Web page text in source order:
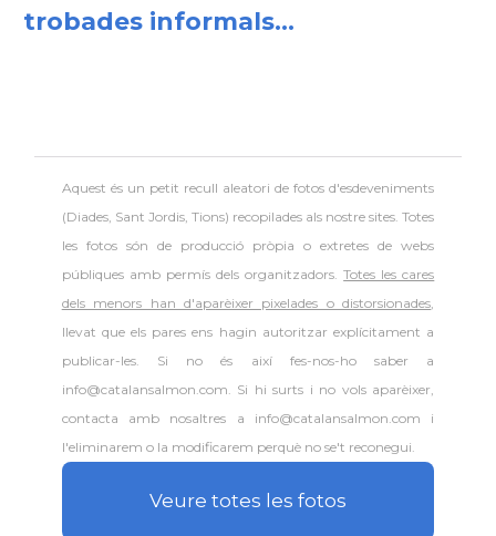
trobades informals...
Aquest és un petit recull aleatori defotos d'esdeveniments
(Diades, Sant Jordis, Tions) recopilades als nostre sites. Totes
les fotos són de producció pròpia o extretes de webs
públiques amb permís dels organitzadors.Totes les cares
dels menors han d'aparèixer pixelades o distorsionades,
llevat que els pares ens hagin autoritzar explícitament a
publicar-les. Si no és així fes-nos-ho saber a
info@catalansalmon.com. Si hi surts i no vols aparèixer,
contacta amb nosaltres a info@catalansalmon.com i
l'eliminarem o la modificarem perquè no se't reconegui.
Veure totes les fotos